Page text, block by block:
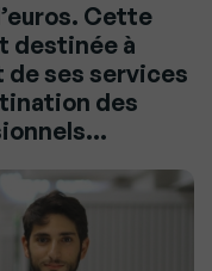
Cette
destinée à
ses services
des